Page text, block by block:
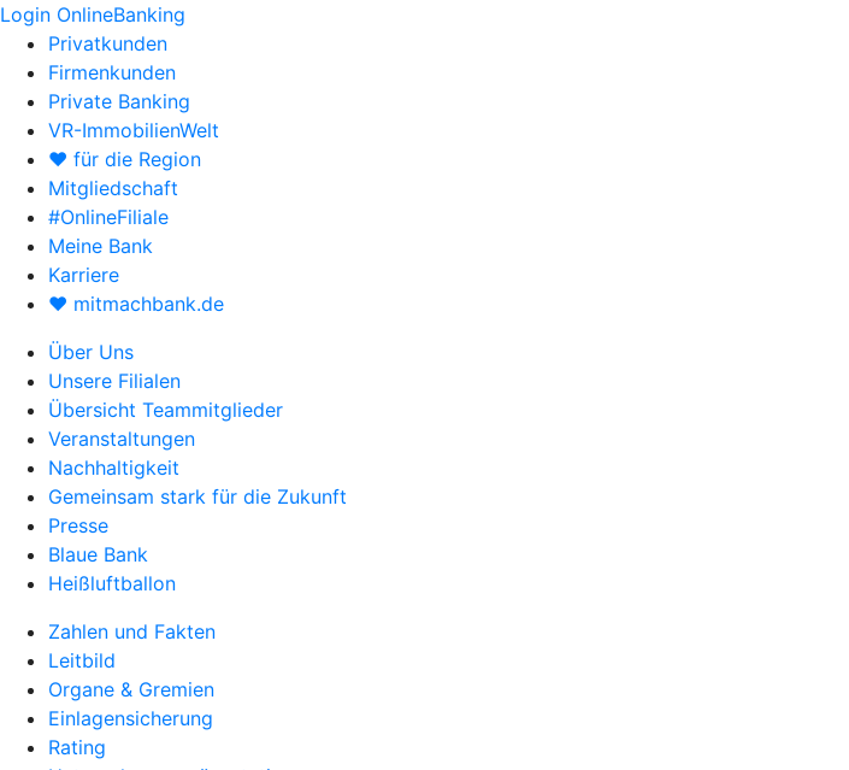
Login OnlineBanking
Privatkunden
Firmenkunden
Private Banking
VR-ImmobilienWelt
♥ für die Region
Mitgliedschaft
#OnlineFiliale
Meine Bank
Karriere
♥ mitmachbank.de
Über Uns
Unsere Filialen
Übersicht Teammitglieder
Veranstaltungen
Nachhaltigkeit
Gemeinsam stark für die Zukunft
Presse
Blaue Bank
Heißluftballon
Zahlen und Fakten
Leitbild
Organe & Gremien
Einlagensicherung
Rating